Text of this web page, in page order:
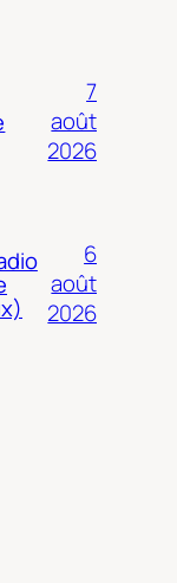
7
août
2026
6
août
2026